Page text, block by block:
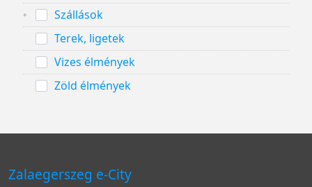
Szállások
Terek, ligetek
Vizes élmények
Zöld élmények
Zalaegerszeg e-City